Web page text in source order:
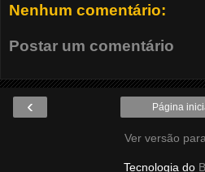
Nenhum comentário:
Postar um comentário
‹ Página
Ver versão
Tecnologia do